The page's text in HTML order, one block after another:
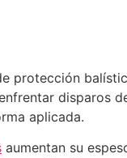
protección
disparos
aplicada.
aumentan su